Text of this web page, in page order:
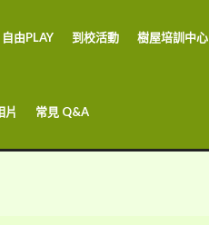
自由PLAY 到校活動 樹屋培訓中心
片 常見 Q&A